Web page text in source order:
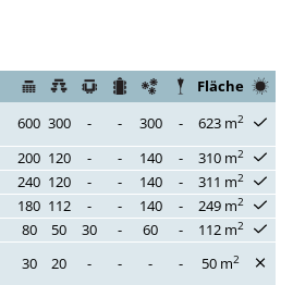
Fläche
600 300 - - 300 - 623 m2
200 120 - - 140 - 310 m2
240 120 - - 140 - 311 m2
180 112 - - 140 - 249 m2
80 50 30 - 60 - 112 m2
30 20 - - - - 50 m2